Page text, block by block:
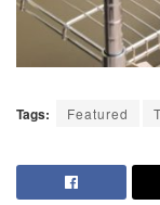
Tags: Featured